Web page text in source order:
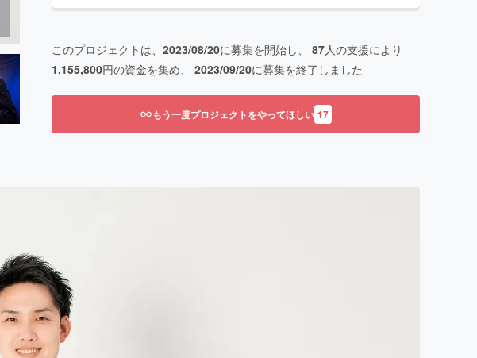
このプロジェクトは、 2023/08/20に募集を開始し、 87人の支援により
1,155,800円の資金を集め、 2023/09/20に募集を終了しました
もう一度プロジェクトをやってほしい 17